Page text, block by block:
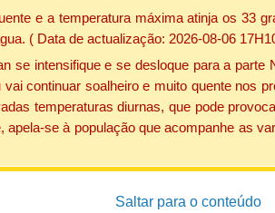
e a temperatura máxima atinja os 33
( Data de actualização: 2026-08-06
se intensifique e se desloque para a parte
continuar soalheiro e muito quente nos
temperaturas diurnas, que pode
se à população que acompanhe as
Saltar para o conteúdo